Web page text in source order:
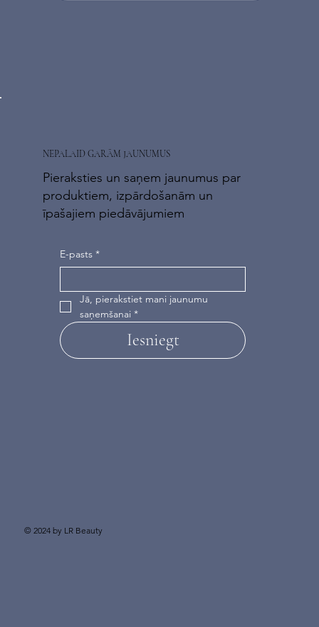
NEPALAID GARĀM JAUNUMUS
Pieraksties un saņem jaunumus par
produktiem, izpārdošanām un
īpašajiem piedāvājumiem
E-pasts *
Jā, pierakstiet mani jaunumu
saņemšanai *
Iesniegt
© 2024 by LR Beauty